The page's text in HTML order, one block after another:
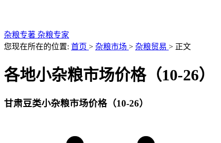
杂粮专著 杂粮专家
您现在所在的位置: 首页 > 杂粮市场 > 杂粮贸易 > 正文
各地小杂粮市场价格（10-26）
甘肃豆类小杂粮市场价格（10-26）